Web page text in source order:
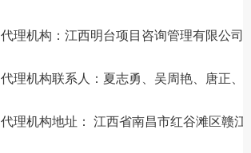
代理机构：江西明台项目咨询管理有限公司
代理机构联系人：夏志勇、吴周艳、唐正、
代理机构地址： 江西省南昌市红谷滩区赣江